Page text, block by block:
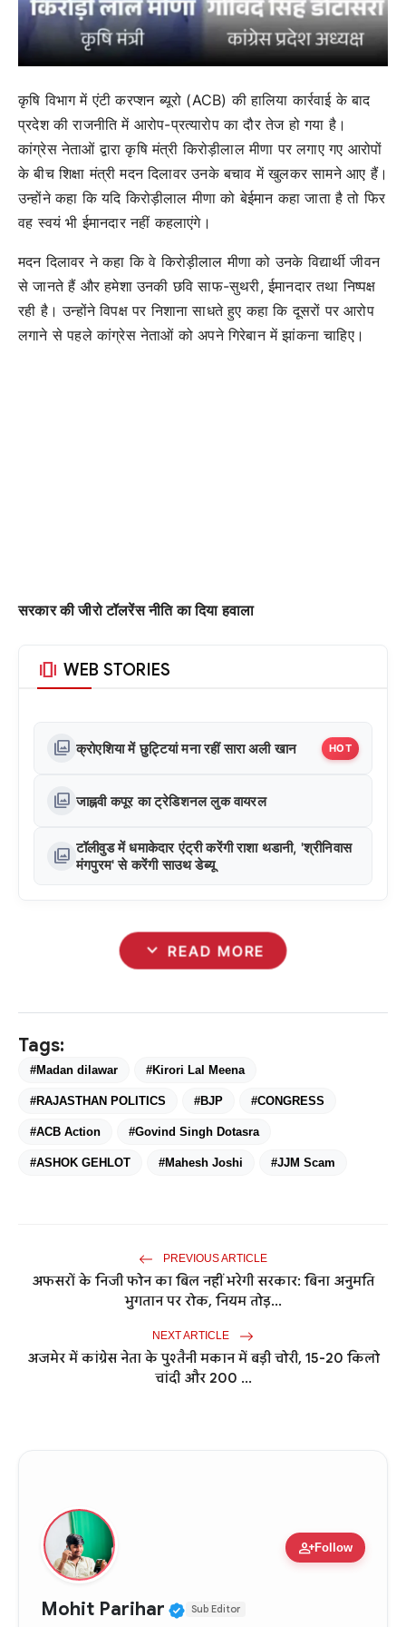
कृषि विभाग में एंटी करप्शन ब्यूरो (ACB) की हालिया कार्रवाई के बाद
प्रदेश की राजनीति में आरोप-प्रत्यारोप का दौर तेज हो गया है।
कांग्रेस नेताओं द्वारा कृषि मंत्री किरोड़ीलाल मीणा पर लगाए गए आरोपों
के बीच शिक्षा मंत्री मदन दिलावर उनके बचाव में खुलकर सामने आए हैं।
उन्होंने कहा कि यदि किरोड़ीलाल मीणा को बेईमान कहा जाता है तो फिर
वह स्वयं भी ईमानदार नहीं कहलाएंगे।
मदन दिलावर ने कहा कि वे किरोड़ीलाल मीणा को उनके विद्यार्थी जीवन
से जानते हैं और हमेशा उनकी छवि साफ-सुथरी, ईमानदार तथा निष्पक्ष
रही है। उन्होंने विपक्ष पर निशाना साधते हुए कहा कि दूसरों पर आरोप
लगाने से पहले कांग्रेस नेताओं को अपने गिरेबान में झांकना चाहिए।
सरकार की जीरो टॉलरेंस नीति का दिया हवाला
amp_stories WEB STORIES
photo_library क्रोएशिया में छुट्टियां मना रहीं सारा अली खान HOT
photo_library जाह्नवी कपूर का ट्रेडिशनल लुक वायरल
photo_library टॉलीवुड में धमाकेदार एंट्री करेंगी राशा थडानी, 'श्रीनिवास
मंगपुरम' से करेंगी साउथ डेब्यू
expand_more READ MORE
Tags:
#Madan dilawar #Kirori Lal Meena
#RAJASTHAN POLITICS #BJP #CONGRESS
#ACB Action #Govind Singh Dotasra
#ASHOK GEHLOT #Mahesh Joshi #JJM Scam
PREVIOUS ARTICLE
अफसरों के निजी फोन का बिल नहीं भरेगी सरकार: बिना अनुमति
भुगतान पर रोक, नियम तोड़...
NEXT ARTICLE
अजमेर में कांग्रेस नेता के पुश्तैनी मकान में बड़ी चोरी, 15-20 किलो
चांदी और 200 ...
person_addFollow
Mohit Parihar Verified Public Figure •
Sub Editor